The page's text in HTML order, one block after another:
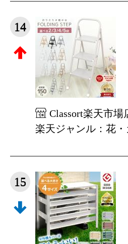
14
Classort楽天市場
楽天ジャンル：花
15